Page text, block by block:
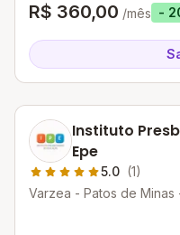
R$ 360,00 /mês -
Instituto
Epe
5.0 (1)
Varzea - Patos de Minas